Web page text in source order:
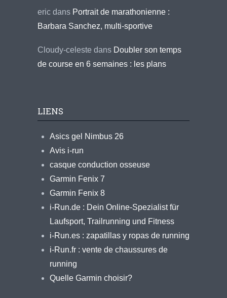
eric dans Portrait de marathonienne :
Barbara Sanchez, multi-sportive
Cloudy-celeste dans Doubler son temps
de course en 6 semaines : les plans
LIENS
Asics gel Nimbus 26
Avis i-run
casque conduction osseuse
Garmin Fenix 7
Garmin Fenix 8
i-Run.de : Dein Online-Spezialist für
Laufsport, Trailrunning und Fitness
i-Run.es : zapatillas y ropas de running
i-Run.fr : vente de chaussures de
running
Quelle Garmin choisir?